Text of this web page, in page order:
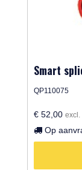
Smart
QP110075
€ 52,00 excl.
Op